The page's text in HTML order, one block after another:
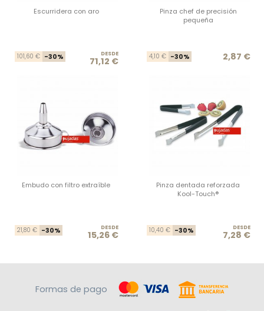
Escurridera con aro
Precio base
101,60 € -30% Precio
DESDE
71,12 €
Pinza chef de precisión
pequeña
4,10 € -30% 2,87 €
Embudo con filtro extraíble
Precio base
21,80 € -30% Precio
DESDE
15,26 €
Pinza dentada reforzada
Kool-Touch®
10,40 € -30% DESDE
7,28 €
Formas de pago